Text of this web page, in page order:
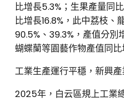
比增長5.3%；生果產量同
比增長16.8%，此中荔枝、
90.5%、39.3%，產值分別
蝴蝶蘭等園藝作物產值同比
工業生產運行平穩，新興
2025年，白云區規上工業